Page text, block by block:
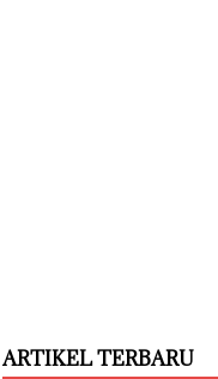
ARTIKEL TERBARU